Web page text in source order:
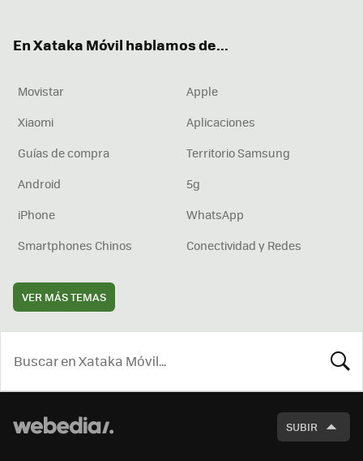
En Xataka Móvil hablamos de...
Movistar
Apple
Xiaomi
Aplicaciones
Guías de compra
Territorio Samsung
Android
5g
iPhone
WhatsApp
Smartphones Chinos
Conectividad y Redes
VER MÁS TEMAS
SUBIR